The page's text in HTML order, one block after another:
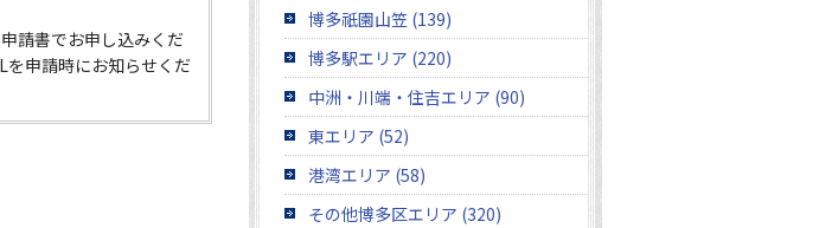
請書でお申し込みくだ
を申請時にお知らせくだ
博多祇園山笠 (139)
博多駅エリア (220)
中洲・川端・住吉エリア (90)
東エリア (52)
港湾エリア (58)
その他博多区エリア (320)